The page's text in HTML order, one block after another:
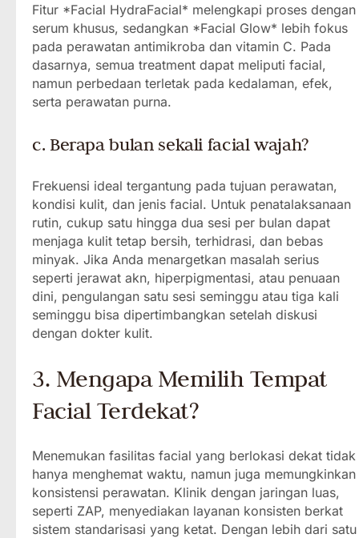
Fitur *Facial HydraFacial* melengkapi proses dengan
serum khusus, sedangkan *Facial Glow* lebih fokus
pada perawatan antimikroba dan vitamin C. Pada
dasarnya, semua treatment dapat meliputi facial,
namun perbedaan terletak pada kedalaman, efek,
serta perawatan purna.
c. Berapa bulan sekali facial wajah?
Frekuensi ideal tergantung pada tujuan perawatan,
kondisi kulit, dan jenis facial. Untuk penatalaksanaan
rutin, cukup satu hingga dua sesi per bulan dapat
menjaga kulit tetap bersih, terhidrasi, dan bebas
minyak. Jika Anda menargetkan masalah serius
seperti jerawat akn, hiperpigmentasi, atau penuaan
dini, pengulangan satu sesi seminggu atau tiga kali
seminggu bisa dipertimbangkan setelah diskusi
dengan dokter kulit.
3. Mengapa Memilih Tempat
Facial Terdekat?
Menemukan fasilitas facial yang berlokasi dekat tidak
hanya menghemat waktu, namun juga memungkinkan
konsistensi perawatan. Klinik dengan jaringan luas,
seperti ZAP, menyediakan layanan konsisten berkat
sistem standarisasi yang ketat. Dengan lebih dari satu